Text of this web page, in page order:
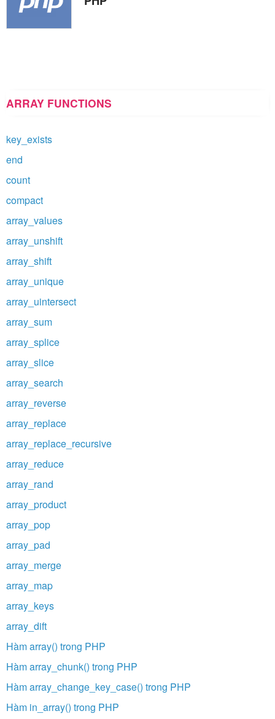
ARRAY FUNCTIONS
key_exists
end
count
compact
array_values
array_unshift
array_shift
array_unique
array_uintersect
array_sum
array_splice
array_slice
array_search
array_reverse
array_replace
array_replace_recursive
array_reduce
array_rand
array_product
array_pop
array_pad
array_merge
array_map
array_keys
array_dift
Hàm array() trong PHP
Hàm array_chunk() trong PHP
Hàm array_change_key_case() trong PHP
Hàm in_array() trong PHP